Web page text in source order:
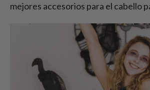
mejores accesorios para el cabello